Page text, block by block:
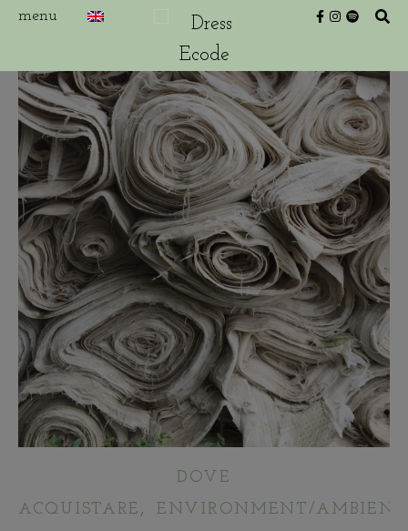
DOVE
ACQUISTARE ,
ENVIRONMENT/